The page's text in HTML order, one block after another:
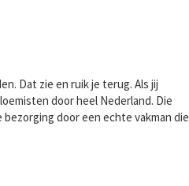
Dat zie en ruik je terug. Als jij
door heel Nederland. Die
door een echte vakman die